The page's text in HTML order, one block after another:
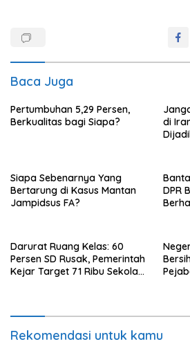
Baca Juga
Pertumbuhan 5,29 Persen,
Berkualitas bagi Siapa?
di
Siapa Sebenarnya Yang
Bertarung di Kasus Mantan
Jampidsus FA?
DPR
Baca
Darurat Ruang Kelas: 60
Persen SD Rusak, Pemerintah
Kejar Target 71 Ribu Sekolah
Rekomendasi untuk kamu